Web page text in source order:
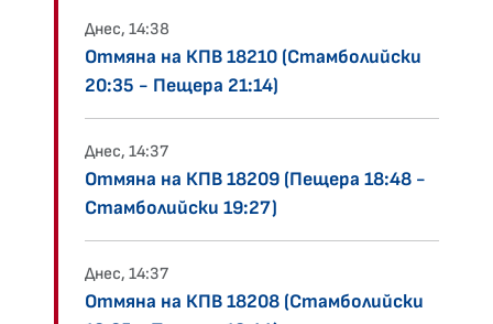
Днес, 14:38
Отмяна на КПВ 18210 (Стамболийски
20:35 - Пещера 21:14)
Днес, 14:37
Отмяна на КПВ 18209 (Пещера 18:48 -
Стамболийски 19:27)
Днес, 14:37
Отмяна на КПВ 18208 (Стамболийски